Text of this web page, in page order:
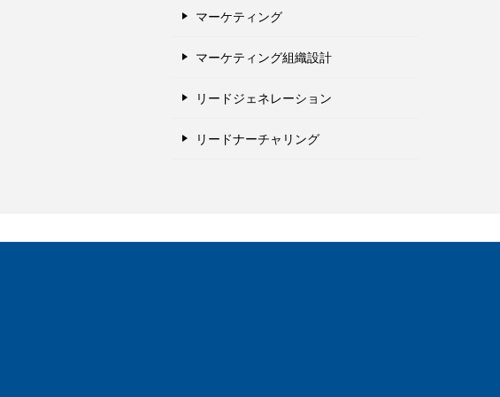
マーケティング
マーケティング組織設計
リードジェネレーション
リードナーチャリング